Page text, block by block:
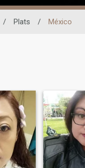
/ Plats / México